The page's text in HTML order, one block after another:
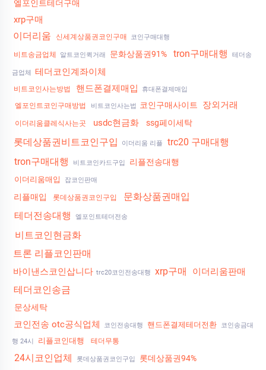
엘포인트테더구매
xrp구매
이더리움 신세계상품권코인구매 코인구매대행
비트송금업체 알트코인퀵거래 문화상품권91% tron구매대행 테더송
금업체 테더코인계좌이체
비트코인사는방법 핸드폰결제매입 휴대폰결제매입
엘포인트코인구매방법 비트코인사는법 코인구매사이트 장외거래
이더리움클레식사는곳 usdc현금화 ssg페이세탁
롯데상품권비트코인구입 이더리움 리플
trc20 구매대행
tron구매대행
비트코인카드구입 리플전송대행
이더리움매입 잡코인판매
리플매입 롯데상품권코인구입
문화상품권매입
테더전송대행
엘포인트테더전송
비트코인현금화
트론 리플코인판매
바이낸스코인삽니다 trc20코인전송대행 xrp구매 이더리움판매
테더코인송금
문상세탁
코인전송 otc공식업체 코인전송대행 핸드폰결제테더전환 코인송금대
행 24시 리플코인대행 테더무통
24시코인업체 롯데상품권코인구입
롯데상품권94%